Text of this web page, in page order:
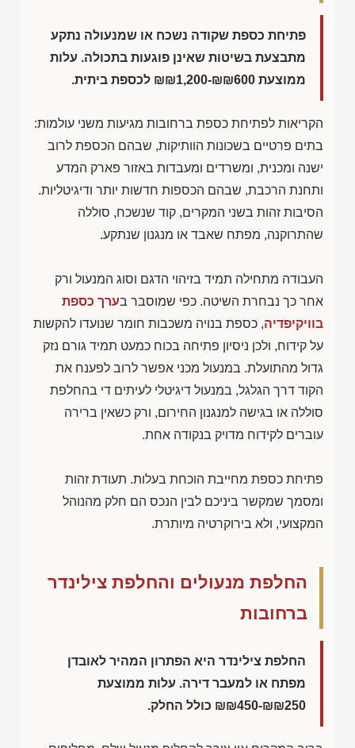
פתיחת כספת שקודה נשכח או שמנעולה נתקע
מתבצעת בשיטות שאינן פוגעות בתכולה. עלות
ממוצעת ₪₪1,200-₪₪600 לכספת ביתית.
הקריאות לפתיחת כספת ברחובות מגיעות משני עולמות:
בתים פרטיים בשכונות הוותיקות, שבהם הכספת לרוב
ישנה ומכנית, ומשרדים ומעבדות באזור פארק המדע
ותחנת הרכבת, שבהם הכספות חדשות יותר ודיגיטליות.
הסיבות זהות בשני המקרים, קוד שנשכח, סוללה
שהתרוקנה, מפתח שאבד או מנגנון שנתקע.
העבודה מתחילה תמיד בזיהוי הדגם וסוג המנעול ורק
אחר כך נבחרת השיטה. כפי שמוסבר בערך כספת
בוויקיפדיה, כספת בנויה משכבות חומר שנועדו להקשות
על קידוח, ולכן ניסיון פתיחה בכוח כמעט תמיד גורם נזק
גדול מהתועלת. במנעול מכני אפשר לרוב לפענח את
הקוד דרך הגלגל, במנעול דיגיטלי לעיתים די בהחלפת
סוללה או בגישה למנגנון החירום, ורק כשאין ברירה
עוברים לקידוח מדויק בנקודה אחת.
פתיחת כספת מחייבת הוכחת בעלות. תעודת זהות
ומסמך שמקשר ביניכם לבין הנכס הם חלק מהנוהל
המקצועי, ולא בירוקרטיה מיותרת.
החלפת מנעולים והחלפת צילינדר
ברחובות
החלפת צילינדר היא הפתרון המהיר לאובדן
מפתח או למעבר דירה. עלות ממוצעת
₪₪450-₪₪250 כולל החלק.